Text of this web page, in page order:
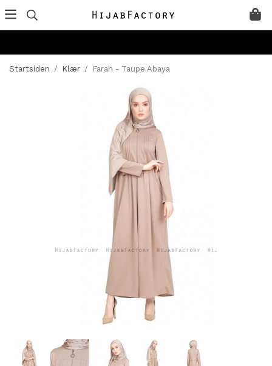
Startsiden / Klær / Farah - Taupe Abaya